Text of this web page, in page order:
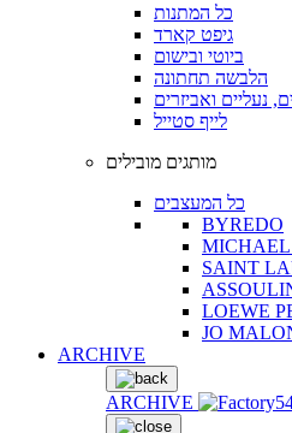
כל המתנות
גיפט קארד
ביוטי ובישום
הלבשה תחתונה
נעליים ואביזרים
לייף סטייל
מותגים מובילים
כל המעצבים
BYREDO
MICHAEL
SAINT
LOEWE
JO
ARCHIVE
ARCHIVE